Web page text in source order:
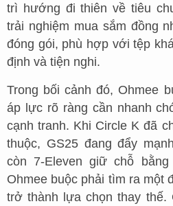
trì hướng đi thiên về tiêu
trải nghiệm mua sắm đồng
đóng gói, phù hợp với tệp
định và tiện nghi.
Trong bối cảnh đó, Ohmee
áp lực rõ ràng cần nhanh
cạnh tranh. Khi Circle K đã
thuộc, GS25 đang đẩy
còn 7-Eleven giữ chỗ
Ohmee buộc phải tìm ra một
trở thành lựa chọn thay thế.